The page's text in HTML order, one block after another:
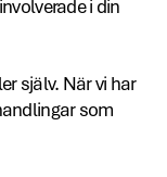
i din
själv. När vi har
som